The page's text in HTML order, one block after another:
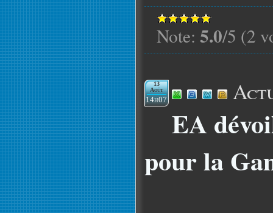
Note: 5.0/5 (2
13
Août
14h07
EA
pour la